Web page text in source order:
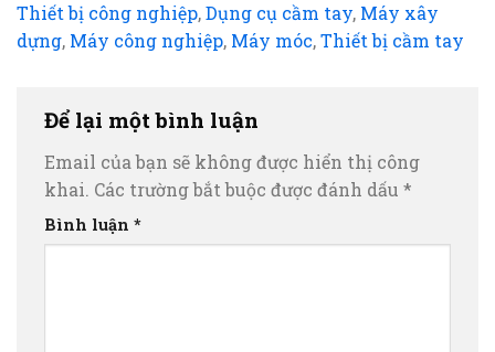
Thiết bị công nghiệp,Dụng cụ cầm tay, Máy xây
dựng, Máy công nghiệp, Máy móc,Thiết bị cầm tay
Để lại một bình luận
Email của bạn sẽ không được hiển thị công
khai. Các trường bắt buộc được đánh dấu *
Bình luận *